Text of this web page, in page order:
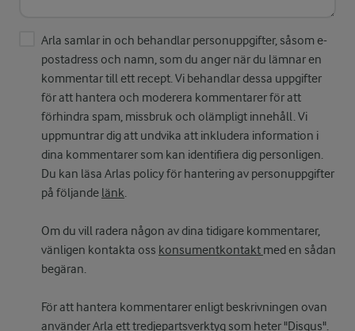
Arla samlar in och behandlar personuppgifter, såsom e-
postadress och namn, som du anger när du lämnar en
kommentar till ett recept. Vi behandlar dessa uppgifter
för att hantera och moderera kommentarer för att
förhindra spam, missbruk och olämpligt innehåll. Vi
uppmuntrar dig att undvika att inkludera information i
dina kommentarer som kan identifiera dig personligen.
Du kan läsa Arlas policy för hantering av personuppgifter
på följande länk.
Om du vill radera någon av dina tidigare kommentarer,
vänligen kontakta oss konsumentkontakt med en sådan
begäran.
För att hantera kommentarer enligt beskrivningen ovan
använder Arla ett tredjepartsverktyg som heter "Disqus".